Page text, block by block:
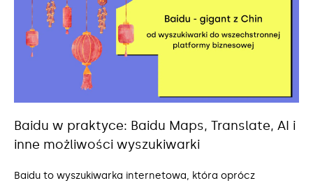
Baidu w praktyce: Baidu Maps, Translate, AI i
inne możliwości wyszukiwarki
Baidu to wyszukiwarka internetowa, która oprócz